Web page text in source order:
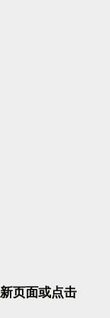
新页面或点击